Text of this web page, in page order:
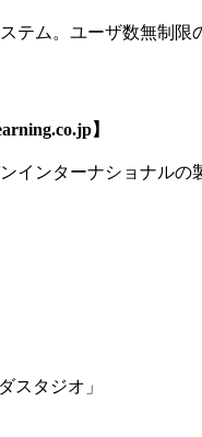
テム。ユーザ数無制限
】
インターナショナルの
スタジオ」